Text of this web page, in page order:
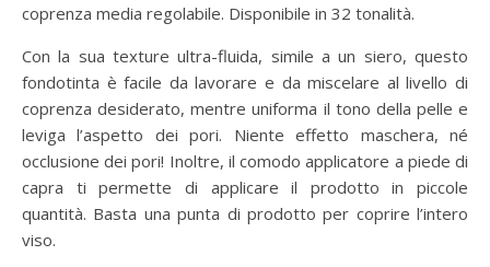
coprenza media regolabile. Disponibile in 32 tonalità.
Con la sua texture ultra-fluida, simile a un siero, questo
fondotinta è facile da lavorare e da miscelare al livello di
coprenza desiderato, mentre uniforma il tono della pelle e
leviga l’aspetto dei pori. Niente effetto maschera, né
occlusione dei pori! Inoltre, il comodo applicatore a piede di
capra ti permette di applicare il prodotto in piccole
quantità. Basta una punta di prodotto per coprire l’intero
viso.